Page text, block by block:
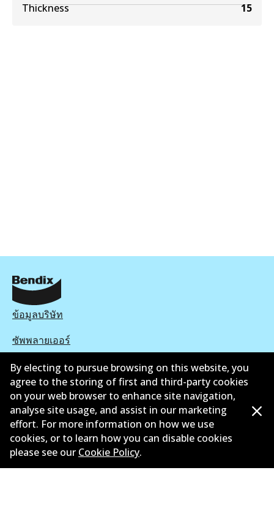
Thickness
15
ข้อมูลบริษัท
ซัพพลายเออร์
ติดต่อ
นโยบายความเป็นส่วนตัว
การรับประกัน
ข้อกำหนดและเงื่อนไข
นโยบายการแจ้งเบาะแส
By electing to pursue browsing on this website, you
agree to the storing of first and third-party cookies
on your web browser to enhance site navigation,
analyse site usage, and assist in our marketing
effort. For more information on how we use
cookies, or to learn how you can disable cookies
please see our Cookie Policy.